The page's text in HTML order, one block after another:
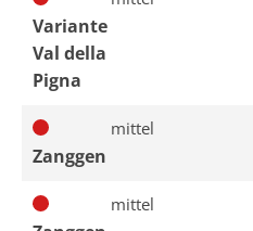
Variante
Val della
Pigna
Zanggen
mittel
mittel